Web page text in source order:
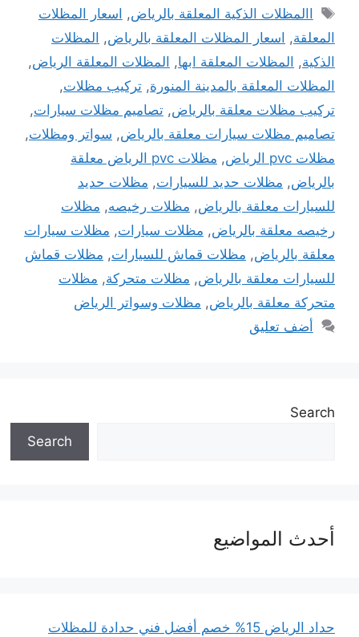
الوسوم
االمظلات الذكية المعلقة بالرياض, اسعار المظلات
المعلقة, اسعار المظلات المعلقة بالرياض, المظلات
الذكية, المظلات المعلقة ابها, المظلات المعلقة الرياض,
المظلات المعلقة بالمدينة المنورة, تركيب مظلات,
تركيب مظلات معلقة بالرياض, تصاميم مظلات سيارات,
تصاميم مظلات سيارات معلقة بالرياض, سواتر ومظلات,
مظلات pvc الرياض
,
مظلات pvc الرياض معلقة
بالرياض, مظلات حديد للسيارات, مظلات حديد
للسيارات معلقة بالرياض, مظلات رخيصه, مظلات
رخيصه معلقة بالرياض, مظلات سيارات, مظلات سيارات
معلقة بالرياض, مظلات قماش للسيارات, مظلات قماش
للسيارات معلقة بالرياض, مظلات متحركة, مظلات
متحركة معلقة بالرياض, مظلات وسواتر الرياض
أضف تعليق
Search
Search
أحدث المواضيع
حداد الرياض 15% خصم أفضل فني حدادة للمظلات